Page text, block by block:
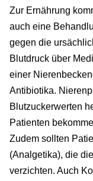
Zur Ernährung
auch eine
gegen die
Blutdruck über
einer
Antibiotika.
Blutzuckerwerten
Patienten
Zudem sollten
(Analgetika), die
verzichten. Auch